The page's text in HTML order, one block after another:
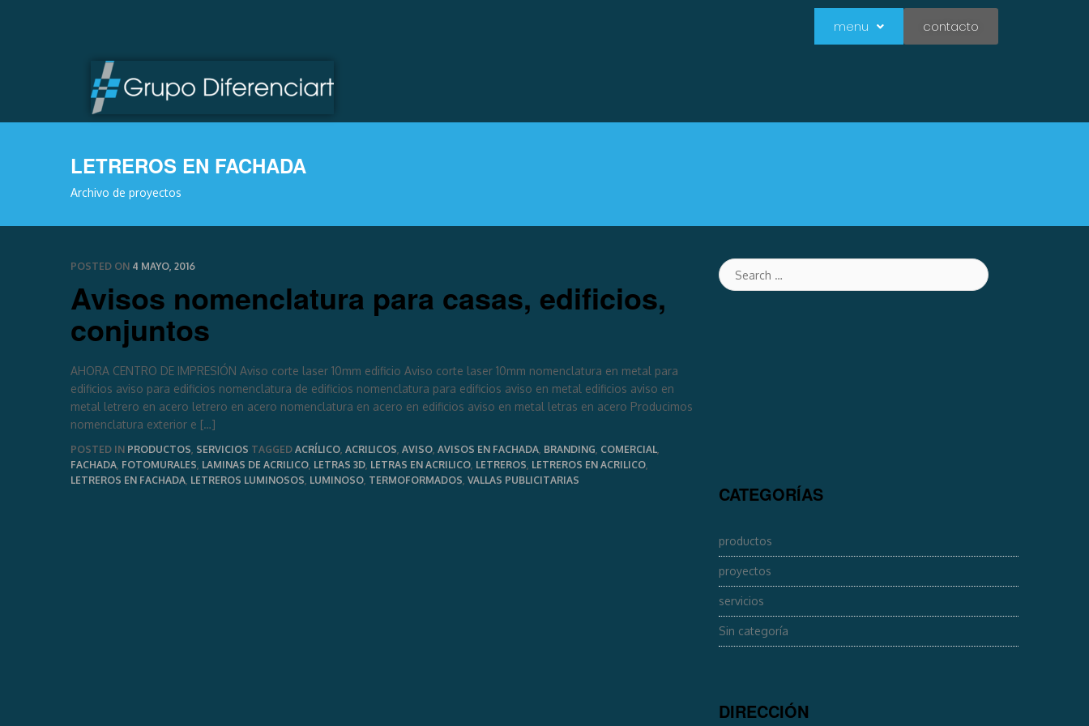
menu contacto
LETREROS EN FACHADA
Archivo de proyectos
POSTED ON 4 MAYO, 2016
Avisos nomenclatura para casas, edificios,
conjuntos
AHORA CENTRO DE IMPRESIÓN Aviso corte laser 10mm edificio Aviso corte laser 10mm nomenclatura en metal para
edificios aviso para edificios nomenclatura de edificios nomenclatura para edificios aviso en metal edificios aviso en
metal letrero en acero letrero en acero nomenclatura en acero en edificios aviso en metal letras en acero Producimos
nomenclatura exterior e […]
POSTED IN PRODUCTOS, SERVICIOS TAGGED ACRÍLICO, ACRILICOS, AVISO, AVISOS EN FACHADA, BRANDING, COMERCIAL,
FACHADA, FOTOMURALES, LAMINAS DE ACRILICO, LETRAS 3D, LETRAS EN ACRILICO, LETREROS, LETREROS EN ACRILICO,
LETREROS EN FACHADA, LETREROS LUMINOSOS, LUMINOSO, TERMOFORMADOS, VALLAS PUBLICITARIAS
CATEGORÍAS
productos
proyectos
servicios
Sin categoría
DIRECCIÓN